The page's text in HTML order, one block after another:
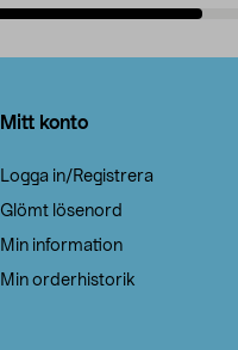
Mitt konto
Logga in/Registrera
Glömt lösenord
Min information
Min orderhistorik